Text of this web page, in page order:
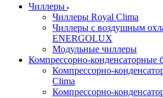
Чиллеры
Чиллеры Royal Clima
Чиллеры с воздушным
ENERGOLUX
Модульные чиллеры
Компрессорно-конденсаторные
Компрессорно-
Clima
Компрессорно-